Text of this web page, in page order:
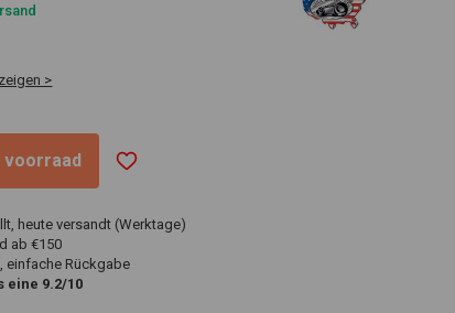
>
voorraad
heute versandt (Werktage)
ab €150
einfache Rückgabe
eine 9.2/10